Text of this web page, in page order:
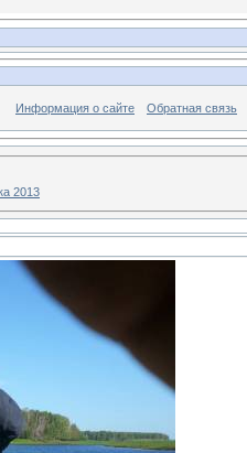
Информация о сайте Обратная связь
2013